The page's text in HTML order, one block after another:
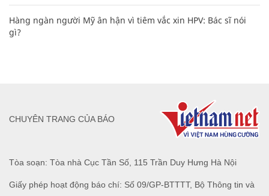
Hàng ngàn người Mỹ ân hận vì tiêm vắc xin HPV: Bác sĩ nói
gì?
Tòa soạn: Tòa nhà Cục Tần Số, 115 Trần Duy Hưng Hà Nội
Giấy phép hoạt động báo chí: Số 09/GP-BTTTT, Bộ Thông tin và
CHUYÊN TRANG CỦA BÁO